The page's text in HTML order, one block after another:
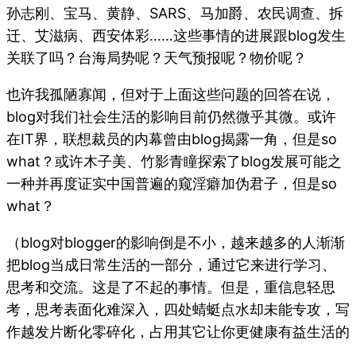
孙志刚、宝马、黄静、SARS、马加爵、农民调查、拆
迁、艾滋病、西安体彩……这些事情的进展跟blog发生
关联了吗？台海局势呢？天气预报呢？物价呢？
也许我孤陋寡闻，但对于上面这些问题的回答在说，
blog对我们社会生活的影响目前仍然微乎其微。或许
在IT界，联想裁员的内幕曾由blog揭露一角，但是so
what？或许木子美、竹影青瞳探索了blog发展可能之
一种并再度证实中国普遍的窥淫癖加伪君子，但是so
what？
（blog对blogger的影响倒是不小，越来越多的人渐渐
把blog当成日常生活的一部分，通过它来进行学习、
思考和交流。这是了不起的事情。但是，重信息轻思
考，思考表面化难深入，四处蜻蜓点水却未能专攻，写
作越发片断化零碎化，占用其它让你更健康有益生活的